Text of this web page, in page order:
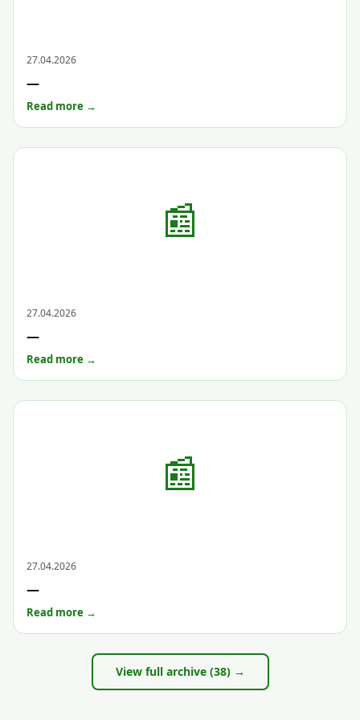
27.04.2026
—
Read more →
📰
27.04.2026
—
Read more →
📰
27.04.2026
—
Read more →
View full archive (38) →